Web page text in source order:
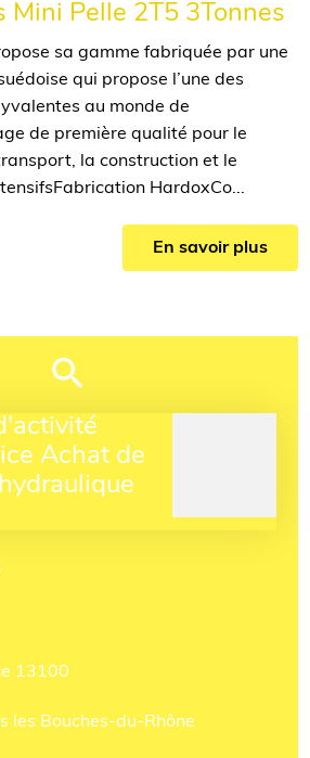
Mini Pelle 2T5 3Tonnes
sa gamme fabriquée par une
qui propose l’une des
au monde de
de première qualité pour le
la construction et le
HardoxCo...
En savoir plus
Achat de
13100
les Bouches-du-Rhône